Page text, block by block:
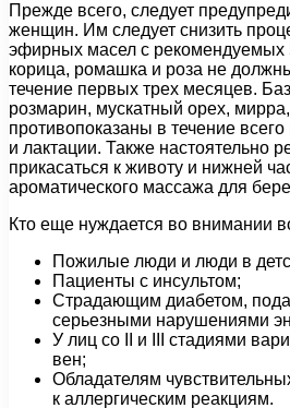
Прежде всего, следует
женщин. Им следует снизить
эфирных масел с рекомендуемых
корица, ромашка и роза не
течение первых трех месяцев.
розмарин, мускатный орех,
противопоказаны в течение
и лактации. Также настоятельно
прикасаться к животу и нижней
ароматического массажа для
Кто еще нуждается во внимании
Пожилые люди и люди в
Пациенты с инсультом;
Страдающим диабетом,
серьезными нарушениями
У лиц со II и III стадиями
вен;
Обладателям
к аллергическим реакциям.